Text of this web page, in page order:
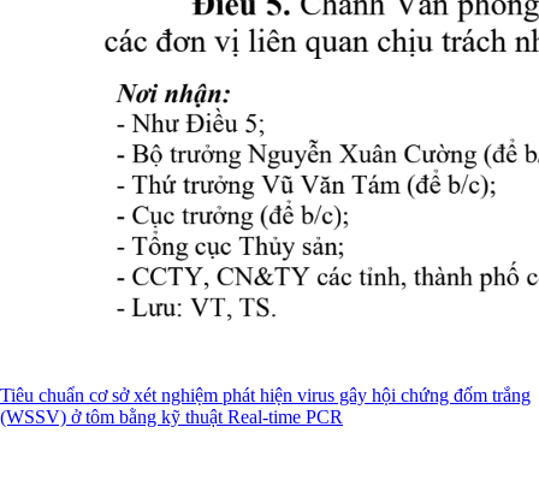
Tiêu chuẩn cơ sở xét nghiệm phát hiện virus gây hội chứng đốm trắng
(WSSV) ở tôm bằng kỹ thuật Real-time PCR